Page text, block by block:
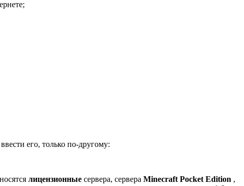
его, только по-другому:
лицензионные сервера, сервера Minecraft Pocket Edition ,